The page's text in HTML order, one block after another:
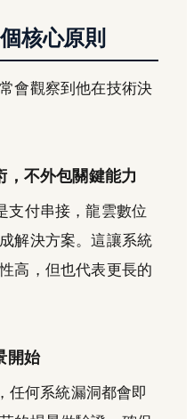
核心原則
會觀察到他在技術決
，不外包關鍵能力
支付串接，龍雲數位
解決方案。這讓系統
高，但也代表更長的
開始
任何系統漏洞都會即